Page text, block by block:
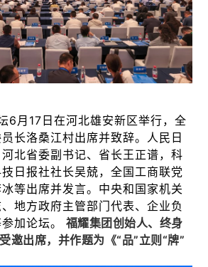
6月17日在河北雄安新区举行，全
长洛桑江村出席并致辞。人民日
北省委副书记、省长王正谱，科
日报社社长吴兢，全国工商联党
等出席并发言。中央和国家机关
地方政府主管部门代表、企业负
加论坛。
福耀集团创始人、终身
邀出席，并作题为《“品”立则“牌”